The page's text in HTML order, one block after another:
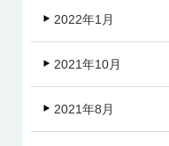
2022年1月
2021年10月
2021年8月